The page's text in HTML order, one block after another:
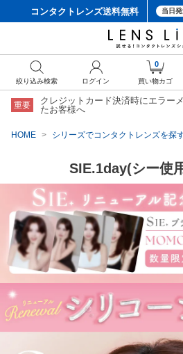
コンタクトレンズ送料無料 当日
重要
クレジットカード決済時にエラー
たお客様へ
HOME シリーズでコンタクトレンズを探
SIE.1day(シー使
絞り込み検索 ログイン
0
買い物カゴ